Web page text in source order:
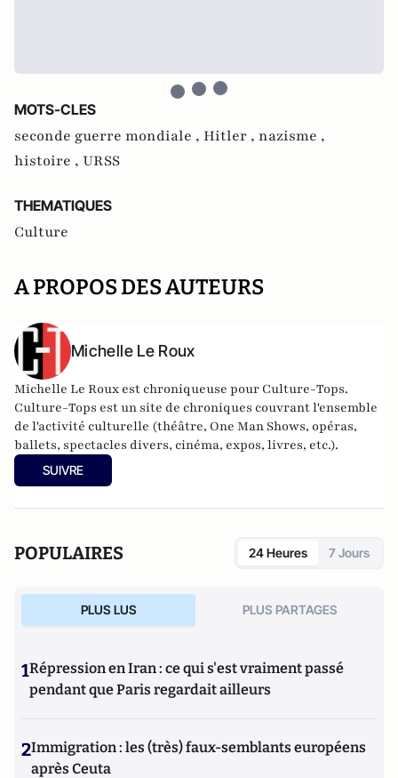
MOTS-CLES
seconde guerre mondiale , Hitler , nazisme ,
histoire , URSS
THEMATIQUES
Culture
A PROPOS DES AUTEURS
Michelle Le Roux
Michelle Le Roux est chroniqueuse pour Culture-Tops.
Culture-Tops est un site de chroniques couvrant l'ensemble
de l'activité culturelle (théâtre, One Man Shows, opéras,
ballets, spectacles divers, cinéma, expos, livres, etc.).
SUIVRE
POPULAIRES 24 Heures 7 Jours
PLUS LUS PLUS PARTAGES
1Répression en Iran : ce qui s'est vraiment passé
pendant que Paris regardait ailleurs
2Immigration : les (très) faux-semblants européens
après Ceuta